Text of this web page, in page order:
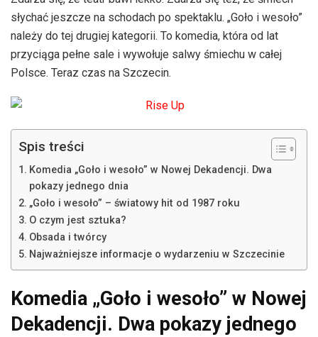
słychać jeszcze na schodach po spektaklu. „Goło i wesoło”
należy do tej drugiej kategorii. To komedia, która od lat
przyciąga pełne sale i wywołuje salwy śmiechu w całej
Polsce. Teraz czas na Szczecin.
Spis treści
Komedia „Goło i wesoło” w Nowej Dekadencji. Dwa
pokazy jednego dnia
„Goło i wesoło” – światowy hit od 1987 roku
O czym jest sztuka?
Obsada i twórcy
Najważniejsze informacje o wydarzeniu w Szczecinie
Komedia „Goło i wesoło” w Nowej
Dekadencji. Dwa pokazy jednego